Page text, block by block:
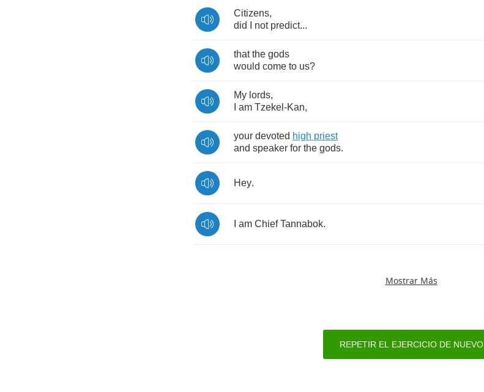
Citizens,
did
not predict...
that the gods
would come to us?
My lords,
am Tzekel -Kan,
your devoted high priest
and speaker for the gods.
Hey.
am Chief Tannabok.
Mostrar Más
REPETIR EL EJERCICIO DE NUEVO